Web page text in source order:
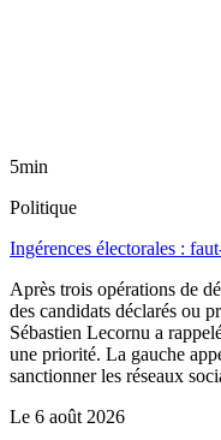
5min
Politique
Ingérences électorales :
Après trois opérations de
des candidats déclarés ou
Sébastien Lecornu a
une priorité. La gauche
sanctionner les réseaux
Le 6 août 2026